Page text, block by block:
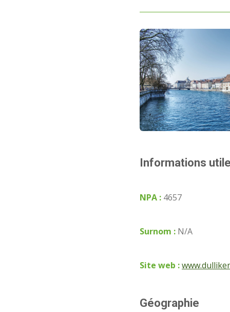
Informations
NPA : 4657
Surnom : N/A
Site web :
Géographie